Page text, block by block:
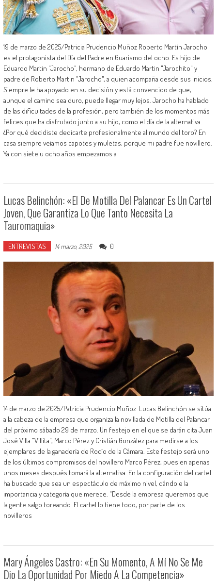
19 de marzo de 2025/Patricia Prudencio Muñoz Roberto Martín Jarocho
es el protagonista del Día del Padre en Guarismo del ocho. Es hijo de
Eduardo Martin "Jarocho", hermano de Eduardo Martin "Jarochito" y
padre de Roberto Martin "Jarocho", a quien acompaña desde sus inicios.
Siempre le ha apoyado en su decisión y está convencido de que,
aunque el camino sea duro, puede llegar muy lejos. Jarocho ha hablado
de las dificultades de la profesión, pero también de los momentos más
felices que ha disfrutado junto a su hijo, como el día de la alternativa.
¿Por qué decidiste dedicarte profesionalmente al mundo del toro? En
casa siempre veíamos capotes y muletas, porque mi padre fue novillero.
Ya con siete u ocho años empezamos a
Lucas Belinchón: «El De Motilla Del Palancar Es Un Cartel
Joven, Que Garantiza Lo Que Tanto Necesita La
Tauromaquia»
ENTREVISTAS 14 marzo, 2025 0
14 de marzo de 2025/Patricia Prudencio Muñoz Lucas Belinchón se sitúa
a la cabeza de la empresa que organiza la novillada de Motilla del Palancar
del próximo sábado 29 de marzo. Un festejo en el que se darán cita Juan
José Villa "Villita", Marco Pérez y Cristián González para medirse a los
ejemplares de la ganadería de Rocío de la Cámara. Este festejo será uno
de los últimos compromisos del novillero Marco Pérez, pues en apenas
unos meses después tomará la alternativa. En la configuración del cartel
ha buscado que sea un espectáculo de máximo nivel, dándole la
importancia y categoría que merece. "Desde la empresa queremos que
la gente salgo toreando. El cartel lo tiene todo, por parte de los
novilleros
Mary Ángeles Castro: «En Su Momento, A Mí No Se Me
Dio La Oportunidad Por Miedo A La Competencia»